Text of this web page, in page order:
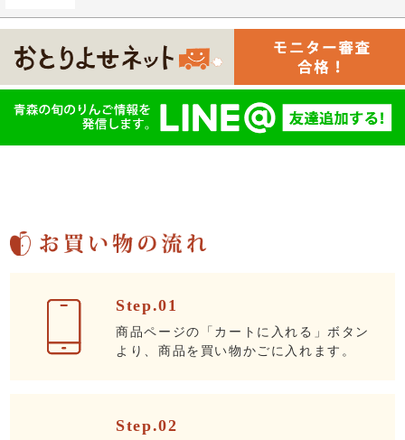
Step.01
商品ページの「カートに入れる」ボタン
より、商品を買い物かごに入れます。
Step.02